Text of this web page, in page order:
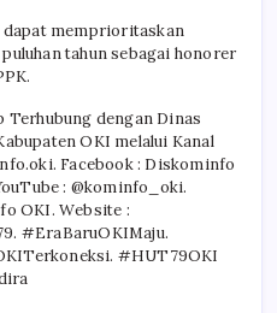
dapat memprioritaskan
tahun sebagai honorer
dengan Dinas
OKI melalui Kanal
Facebook : Diskominfo
: @kominfo_oki.
OKI. Website :
#EraBaruOKIMaju.
#HUT79OKI